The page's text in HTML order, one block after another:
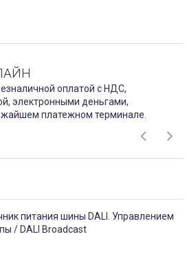
оплатой с НДС,
электронными деньгами,
платежном терминале.
питания шины DALI. Управлением
/ DALI Broadcast